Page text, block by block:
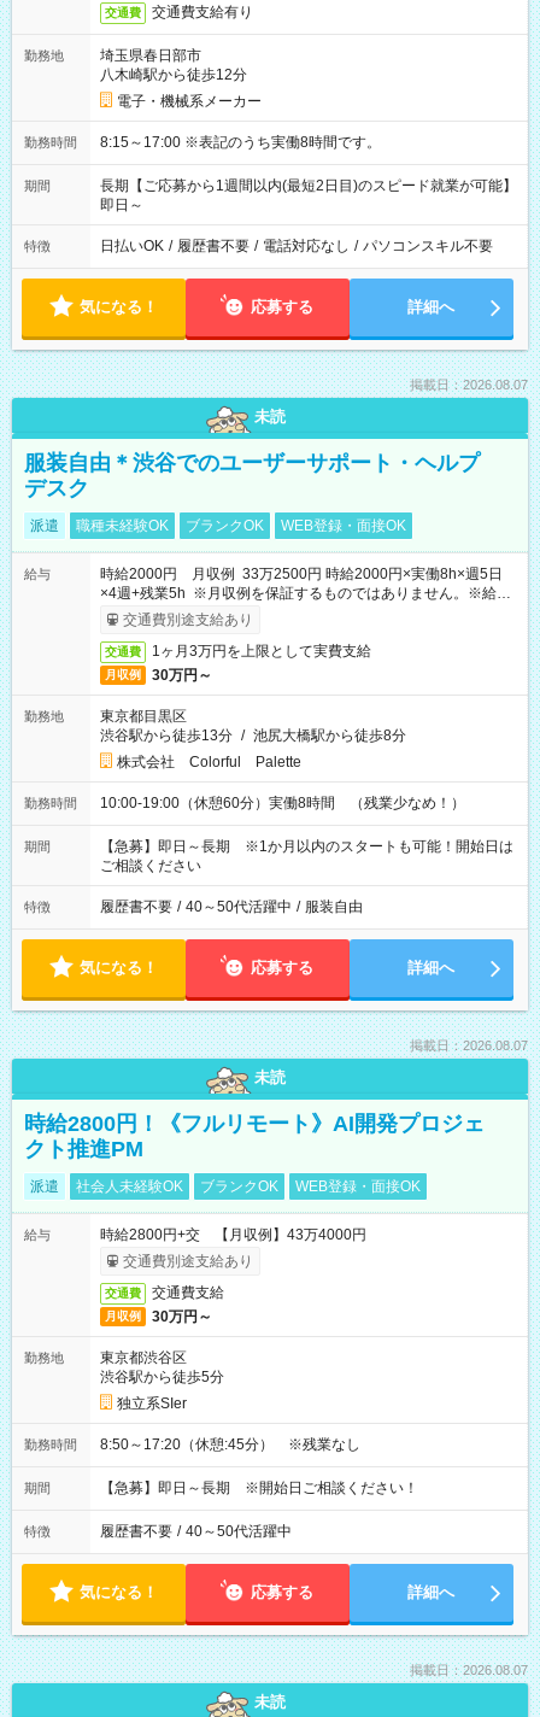
交通費 交通費支給有り
勤務地
埼玉県春日部市
八木崎駅から徒歩12分
電子・機械系メーカー
勤務時間 8:15～17:00 ※表記のうち実働8時間です。
期間
長期【ご応募から1週間以内(最短2日目)のスピード就業が可能】
即日～
特徴 日払いOK / 履歴書不要 / 電話対応なし / パソコンスキル不要
気になる！ 応募する 詳細へ
掲載日：2026.08.07
未読
服装自由＊渋谷でのユーザーサポート・ヘルプ
デスク
派遣 職種未経験OK ブランクOK WEB登録・面接OK
給与
時給2000円 月収例 33万2500円 時給2000円×実働8h×週5日
×4週+残業5h ※月収例を保証するものではありません。※給与
即受取りサービス利用可（利用条件有）
交通費別途支給あり
交通費 1ヶ月3万円を上限として実費支給
月収例 30万円～
勤務地
東京都目黒区
渋谷駅から徒歩13分 / 池尻大橋駅から徒歩8分
株式会社 Colorful Palette
勤務時間 10:00-19:00（休憩60分）実働8時間 （残業少なめ！）
期間
【急募】即日～長期 ※1か月以内のスタートも可能！開始日は
ご相談ください
特徴 履歴書不要 / 40～50代活躍中 / 服装自由
気になる！ 応募する 詳細へ
掲載日：2026.08.07
未読
時給2800円！《フルリモート》AI開発プロジェ
クト推進PM
派遣 社会人未経験OK ブランクOK WEB登録・面接OK
給与
時給2800円+交 【月収例】43万4000円
交通費別途支給あり
交通費 交通費支給
月収例 30万円～
勤務地
東京都渋谷区
渋谷駅から徒歩5分
独立系SIer
勤務時間 8:50～17:20（休憩:45分） ※残業なし
期間 【急募】即日～長期 ※開始日ご相談ください！
特徴 履歴書不要 / 40～50代活躍中
気になる！ 応募する 詳細へ
掲載日：2026.08.07
未読